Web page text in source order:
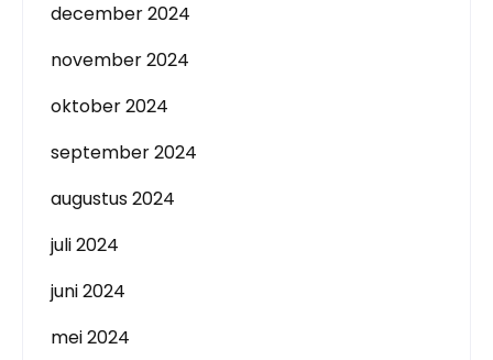
december 2024
november 2024
oktober 2024
september 2024
augustus 2024
juli 2024
juni 2024
mei 2024